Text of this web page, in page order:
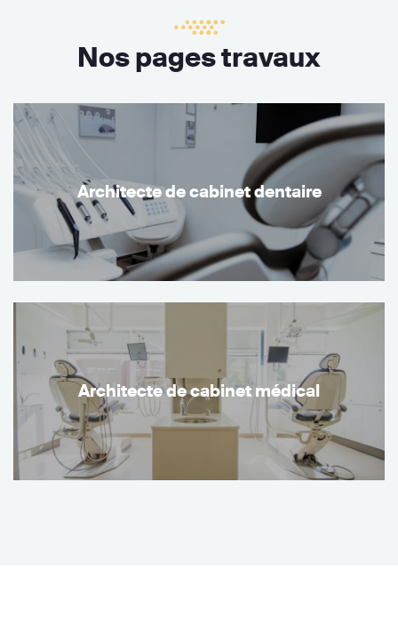
Nos pages travaux
Architecte de cabinet dentaire
Architecte de cabinet médical